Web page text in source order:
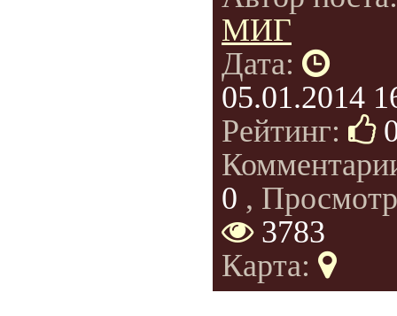
МИГ
Дата:
05.01.2014
Рейтинг:
0 ,
3783
Карта: